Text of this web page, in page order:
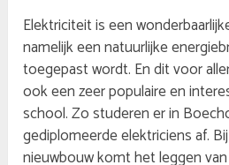
Elektriciteit is een
namelijk een natuurlijke
toegepast wordt. En dit voor
ook een zeer populaire en
school. Zo studeren er in
gediplomeerde elektriciens af.
nieuwbouw komt het leggen